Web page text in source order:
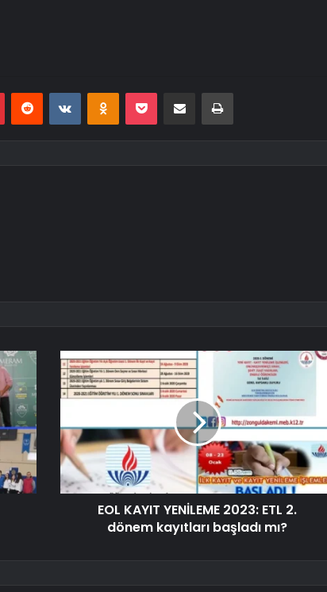
PinterestReddit VKontakteOdnoklassniki
Pocket E-Posta ile paylaş Yazdır
EOL KAYIT YENİLEME 2023: ETL 2.
dönem kayıtları başladı mı?